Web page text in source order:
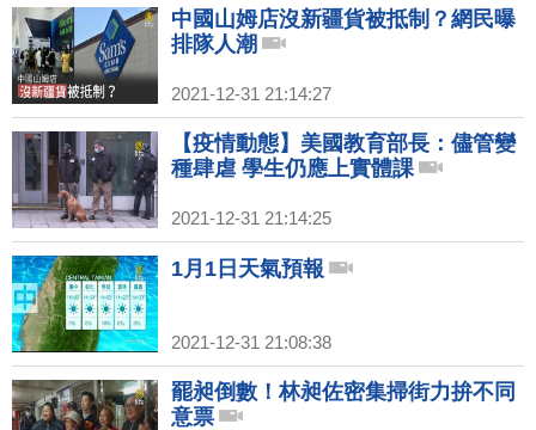
中國山姆店沒新疆貨被抵制？網民曝
排隊人潮
2021-12-31 21:14:27
【疫情動態】美國教育部長：儘管變
種肆虐 學生仍應上實體課
2021-12-31 21:14:25
1月1日天氣預報
2021-12-31 21:08:38
罷昶倒數！林昶佐密集掃街力拚不同
意票